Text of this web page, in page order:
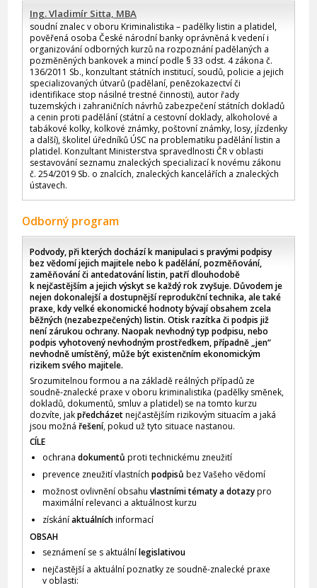
Ing. Vladimír Sitta, MBA
soudní znalec v oboru Kriminalistika – padělky listin a platidel,
pověřená osoba České národní banky oprávněná k vedení i
organizování odborných kurzů na rozpoznání padělaných a
pozměněných bankovek a mincí podle § 33 odst. 4 zákona č.
136/2011 Sb., konzultant státních institucí, soudů, policie a jejich
specializovaných útvarů (padělaní, penězokazectví či
identifikace stop násilné trestné činnosti), autor řady
tuzemských i zahraničních návrhů zabezpečení státních dokladů
a cenin proti padělání (státní a cestovní doklady, alkoholové a
tabákové kolky, kolkové známky, poštovní známky, losy, jízdenky
a další), školitel úředníků ÚSC na problematiku padělání listin a
platidel. Konzultant Ministerstva spravedlnosti ČR v oblasti
sestavování seznamu znaleckých specializací k novému zákonu
č. 254/2019 Sb. o znalcích, znaleckých kancelářích a znaleckých
ústavech.
Odborný program
Podvody, při kterých dochází k manipulaci s pravými podpisy
bez vědomí jejich majitele nebo k padělání, pozměňování,
zaměňování či antedatování listin, patří dlouhodobě
k nejčastějším a jejich výskyt se každý rok zvyšuje. Důvodem je
nejen dokonalejší a dostupnější reprodukční technika, ale také
praxe, kdy velké ekonomické hodnoty bývají obsahem zcela
běžných (nezabezpečených) listin. Otisk razítka či podpis již
není zárukou ochrany. Naopak nevhodný typ podpisu, nebo
podpis vyhotovený nevhodným prostředkem, případně „jen“
nevhodně umístěný, může být existenčním ekonomickým
rizikem svého majitele.
Srozumitelnou formou a na základě reálných případů ze
soudně-znalecké praxe v oboru kriminalistika (padělky směnek,
dokladů, dokumentů, smluv a platidel) se na tomto kurzu
dozvíte, jakpředcházetnejčastějším rizikovým situacím a jaká
jsou možná řešení, pokud už tyto situace nastanou.
CÍLE
ochrana dokumentů proti technickému zneužití
prevence zneužití vlastních podpisů bez Vašeho vědomí
možnost ovlivnění obsahu vlastními tématy a dotazypro
maximální relevanci a aktuálnost kurzu
získáníaktuálníchinformací
OBSAH
seznámení se s aktuálnílegislativou
nejčastější a aktuální poznatky ze soudně-znalecké praxe
v oblasti: